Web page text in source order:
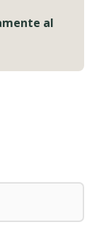
al